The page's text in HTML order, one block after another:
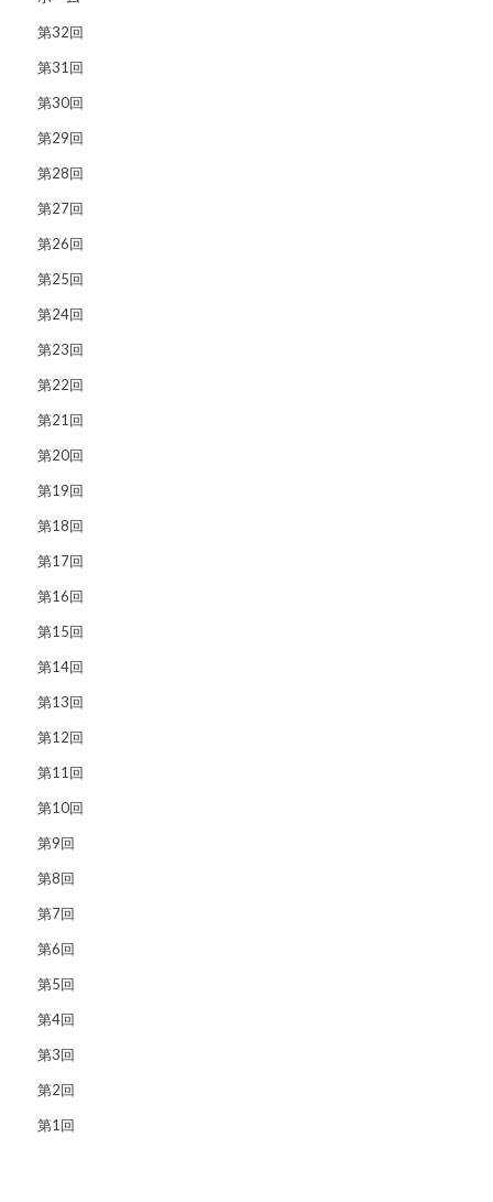
第32回
第31回
第30回
第29回
第28回
第27回
第26回
第25回
第24回
第23回
第22回
第21回
第20回
第19回
第18回
第17回
第16回
第15回
第14回
第13回
第12回
第11回
第10回
第9回
第8回
第7回
第6回
第5回
第4回
第3回
第2回
第1回